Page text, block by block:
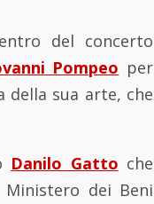
del concerto
Pompeo per
della sua arte, che
Danilo Gatto che
dei Beni